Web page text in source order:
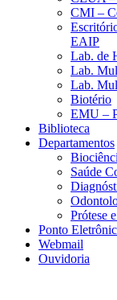
CMI –
EAIP
Lab. de
Lab.
Lab.
Biotério
EMU –
Biblioteca
Departamentos
Saúde
Prótese
Ponto
Webmail
Ouvidoria